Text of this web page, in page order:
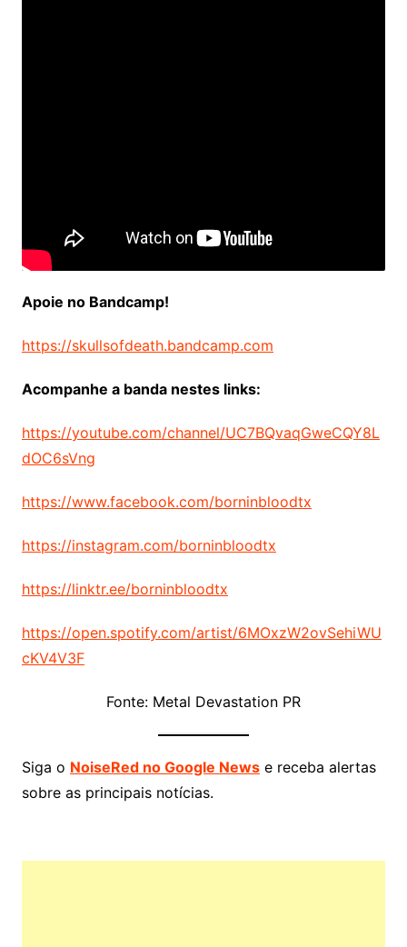
Apoie no Bandcamp!
https://skullsofdeath.bandcamp.com
Acompanhe a banda nestes links:
https://youtube.com/channel/UC7BQvaqGweCQY8L
dOC6sVng
https://www.facebook.com/borninbloodtx
https://instagram.com/borninbloodtx
https://linktr.ee/borninbloodtx
https://open.spotify.com/artist/6MOxzW2ovSehiWU
cKV4V3F
Fonte: Metal Devastation PR
Siga o NoiseRed no Google Newse receba alertas
sobre as principais notícias.